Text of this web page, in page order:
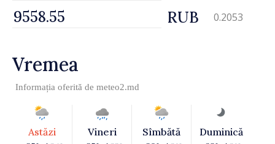
RUB 0.2053
Vremea
Informația oferită de meteo2.md
Astăzi Vineri Sîmbătă Duminică